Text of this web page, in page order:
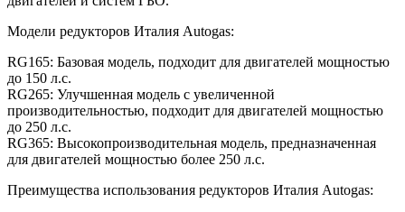
Модели редукторов Италия Autogas:
RG165: Базовая модель, подходит для двигателей мощностью
до 150 л.с.
RG265: Улучшенная модель с увеличенной
производительностью, подходит для двигателей мощностью
до 250 л.с.
RG365: Высокопроизводительная модель, предназначенная
для двигателей мощностью более 250 л.с.
Преимущества использования редукторов Италия Autogas: